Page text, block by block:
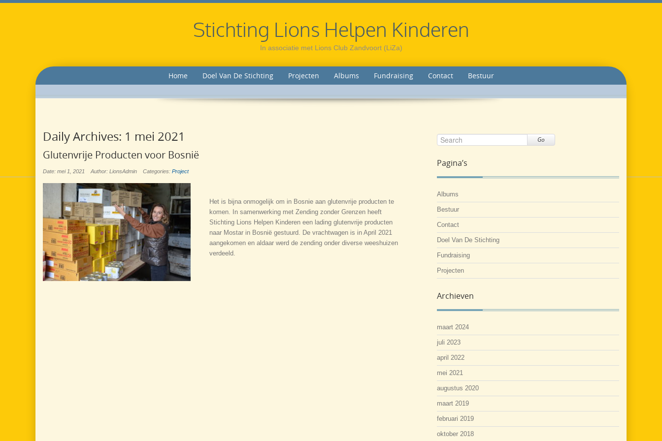
Stichting Lions Helpen Kinderen
In associatie met Lions Club Zandvoort (LiZa)
Home Doel Van De Stichting Projecten Albums Fundraising Contact Bestuur
Daily Archives: 1 mei 2021
Glutenvrije Producten voor Bosnië
Date: mei 1, 2021 Author: LionsAdmin Categories: Project
Het is bijna onmogelijk om in Bosnie aan glutenvrije producten te
komen. In samenwerking met Zending zonder Grenzen heeft
Stichting Lions Helpen Kinderen een lading glutenvrije producten
naar Mostar in Bosnië gestuurd. De vrachtwagen is in April 2021
aangekomen en aldaar werd de zending onder diverse weeshuizen
verdeeld.
Go
Pagina’s
Albums
Bestuur
Contact
Doel Van De Stichting
Fundraising
Projecten
Archieven
maart 2024
juli 2023
april 2022
mei 2021
augustus 2020
maart 2019
februari 2019
oktober 2018